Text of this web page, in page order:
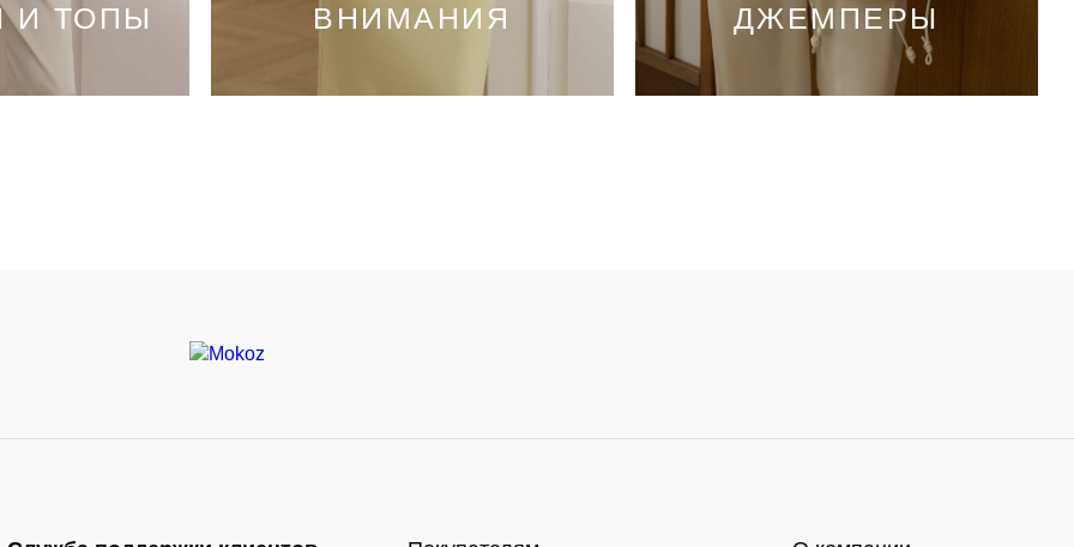
И ТОПЫ
ВНИМАНИЯ
ДЖЕМПЕРЫ